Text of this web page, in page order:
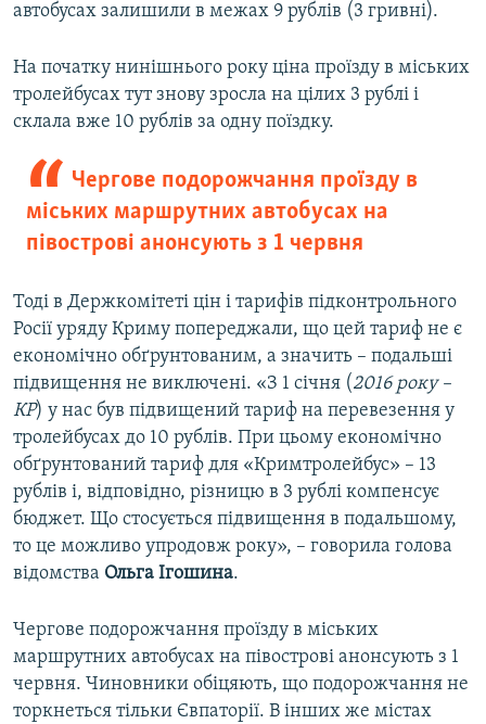
автобусах залишили в межах 9 рублів (3 гривні).
На початку нинішнього року ціна проїзду в міських
тролейбусах тут знову зросла на цілих 3 рублі і
склала вже 10 рублів за одну поїздку.
Чергове подорожчання проїзду в
міських маршрутних автобусах на
півострові анонсують з 1 червня
Тоді в Держкомітеті цін і тарифів підконтрольного
Росії уряду Криму попереджали, що цей тариф не є
економічно обґрунтованим, а значить – подальші
підвищення не виключені. «З 1 січня (2016 року –
КР) у нас був підвищений тариф на перевезення у
тролейбусах до 10 рублів. При цьому економічно
обґрунтований тариф для «Кримтролейбус» – 13
рублів і, відповідно, різницю в 3 рублі компенсує
бюджет. Що стосується підвищення в подальшому,
то це можливо упродовж року», – говорила голова
відомства Ольга Ігошина.
Чергове подорожчання проїзду в міських
маршрутних автобусах на півострові анонсують з 1
червня. Чиновники обіцяють, що подорожчання не
торкнеться тільки Євпаторії. В інших же містах